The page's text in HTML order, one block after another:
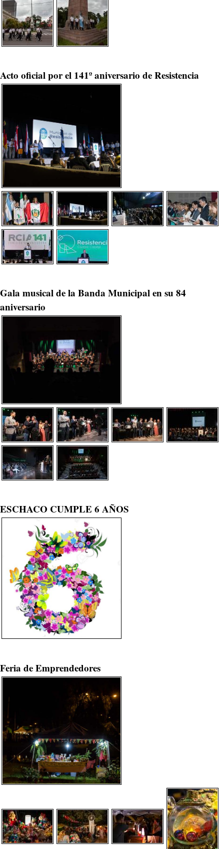
Acto oficial por el 141º aniversario de Resistencia
Gala musical de la Banda Municipal en su 84
aniversario
ESCHACO CUMPLE 6 AÑOS
Feria de Emprendedores